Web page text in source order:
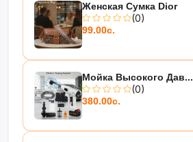
Женская Сумка Dior
(0)
99.00с.
Мойка Высокого Дав...
(0)
380.00с.